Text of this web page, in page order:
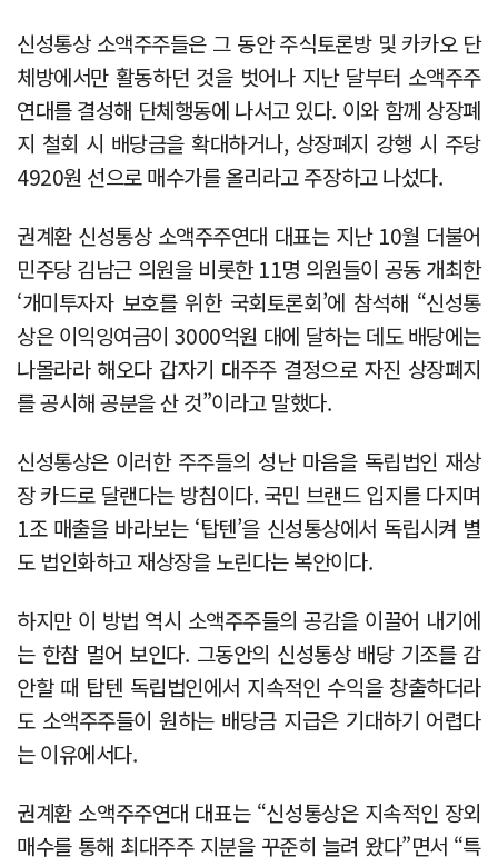
신성통상 소액주주들은 그 동안 주식토론방 및 카카오 단
체방에서만 활동하던 것을 벗어나 지난 달부터 소액주주
연대를 결성해 단체행동에 나서고 있다. 이와 함께 상장폐
지 철회 시 배당금을 확대하거나, 상장폐지 강행 시 주당
4920원 선으로 매수가를 올리라고 주장하고 나섰다.
권계환 신성통상 소액주주연대 대표는 지난 10월 더불어
민주당 김남근 의원을 비롯한 11명 의원들이 공동 개최한
‘개미투자자 보호를 위한 국회토론회’에 참석해 “신성통
상은 이익잉여금이 3000억원 대에 달하는 데도 배당에는
나몰라라 해오다 갑자기 대주주 결정으로 자진 상장폐지
를 공시해 공분을 산 것”이라고 말했다.
신성통상은 이러한 주주들의 성난 마음을 독립법인 재상
장 카드로 달랜다는 방침이다. 국민 브랜드 입지를 다지며
1조 매출을 바라보는 ‘탑텐’을 신성통상에서 독립시켜 별
도 법인화하고 재상장을 노린다는 복안이다.
하지만 이 방법 역시 소액주주들의 공감을 이끌어 내기에
는 한참 멀어 보인다. 그동안의 신성통상 배당 기조를 감
안할 때 탑텐 독립법인에서 지속적인 수익을 창출하더라
도 소액주주들이 원하는 배당금 지급은 기대하기 어렵다
는 이유에서다.
권계환 소액주주연대 대표는 “신성통상은 지속적인 장외
매수를 통해 최대주주 지분을 꾸준히 늘려 왔다”면서 “특